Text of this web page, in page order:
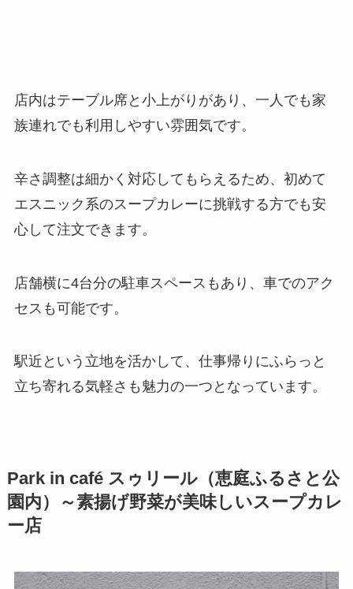
店内はテーブル席と小上がりがあり、一人でも家
族連れでも利用しやすい雰囲気です。
辛さ調整は細かく対応してもらえるため、初めて
エスニック系のスープカレーに挑戦する方でも安
心して注文できます。
店舗横に4台分の駐車スペースもあり、車でのアク
セスも可能です。
駅近という立地を活かして、仕事帰りにふらっと
立ち寄れる気軽さも魅力の一つとなっています。
Park in café スゥリール（恵庭ふるさと公
園内）～素揚げ野菜が美味しいスープカレ
ー店